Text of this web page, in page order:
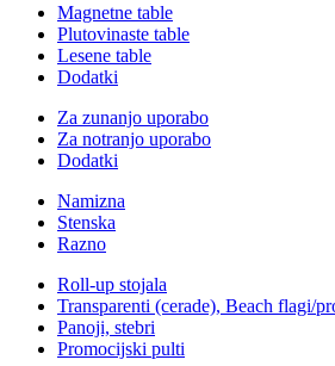
Magnetne table
Plutovinaste table
Lesene table
Dodatki
Za zunanjo uporabo
Za notranjo uporabo
Dodatki
Namizna
Stenska
Razno
Roll-up stojala
Transparenti (cerade), Beach flagi/
Panoji, stebri
Promocijski pulti